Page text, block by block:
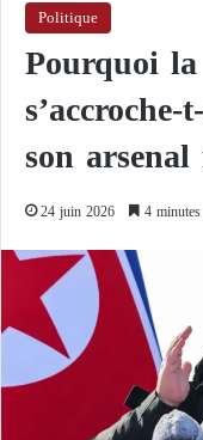
Politique
Pourquoi
son
24 juin 2026 4